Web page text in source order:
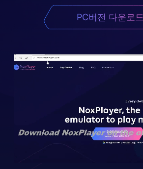
PC버전 다운로드